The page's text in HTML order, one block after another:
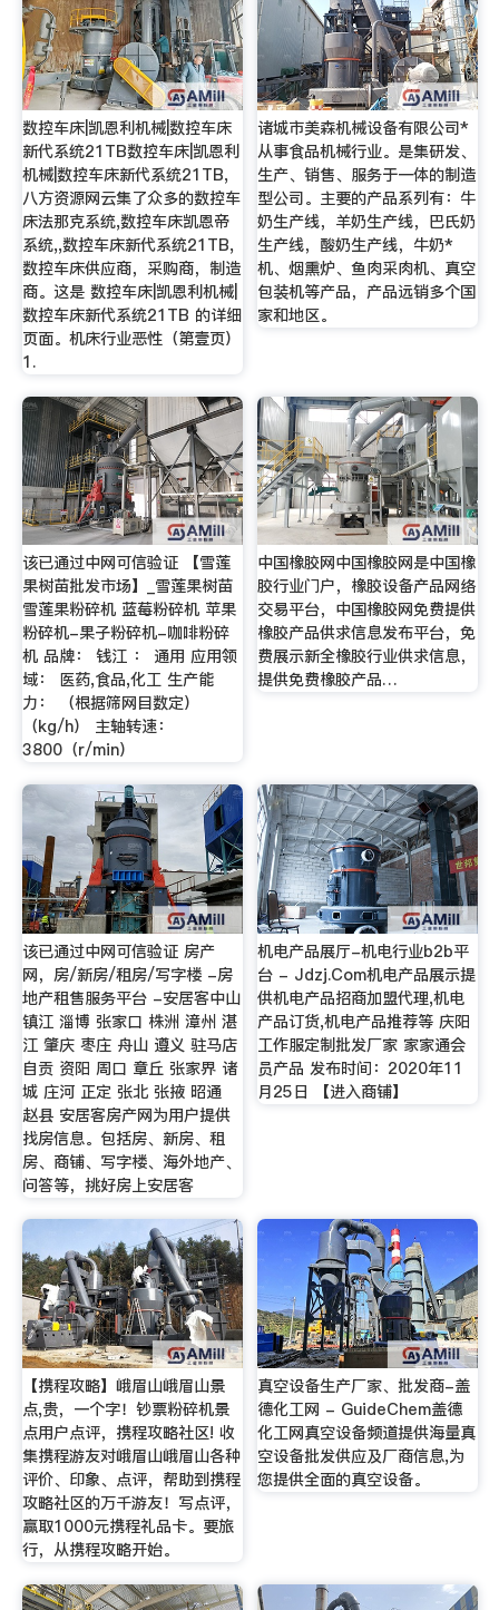
数控车床|凯恩利机械|数控车床
新代系统21TB数控车床|凯恩利
机械|数控车床新代系统21TB,
八方资源网云集了众多的数控车
床法那克系统,数控车床凯恩帝
系统,,数控车床新代系统21TB,
数控车床供应商，采购商，制造
商。这是 数控车床|凯恩利机械|
数控车床新代系统21TB 的详细
页面。机床行业恶性（第壹页）
1.
诸城市美森机械设备有限公司*
从事食品机械行业。是集研发、
生产、销售、服务于一体的制造
型公司。主要的产品系列有：牛
奶生产线，羊奶生产线，巴氏奶
生产线，酸奶生产线，牛奶*
机、烟熏炉、鱼肉采肉机、真空
包装机等产品，产品远销多个国
家和地区。
该已通过中网可信验证 【雪莲
果树苗批发市场】_雪莲果树苗
雪莲果粉碎机 蓝莓粉碎机 苹果
粉碎机-果子粉碎机-咖啡粉碎
机 品牌： 钱江 ： 通用 应用领
域： 医药,食品,化工 生产能
力： （根据筛网目数定）
（kg/h） 主轴转速：
3800（r/min）
中国橡胶网中国橡胶网是中国橡
胶行业门户，橡胶设备产品网络
交易平台，中国橡胶网免费提供
橡胶产品供求信息发布平台，免
费展示新全橡胶行业供求信息，
提供免费橡胶产品…
该已通过中网可信验证 房产
网，房/新房/租房/写字楼 -房
地产租售服务平台 -安居客中山
镇江 淄博 张家口 株洲 漳州 湛
江 肇庆 枣庄 舟山 遵义 驻马店
自贡 资阳 周口 章丘 张家界 诸
城 庄河 正定 张北 张掖 昭通
赵县 安居客房产网为用户提供
找房信息。包括房、新房、租
房、商铺、写字楼、海外地产、
问答等，挑好房上安居客
机电产品展厅-机电行业b2b平
台 - Jdzj.Com机电产品展示提
供机电产品招商加盟代理,机电
产品订货,机电产品推荐等 庆阳
工作服定制批发厂家 家家通会
员产品 发布时间：2020年11
月25日 【进入商铺】
【携程攻略】峨眉山峨眉山景
点,贵，一个字！钞票粉碎机景
点用户点评，携程攻略社区! 收
集携程游友对峨眉山峨眉山各种
评价、印象、点评，帮助到携程
攻略社区的万千游友！写点评，
赢取1000元携程礼品卡。要旅
行，从携程攻略开始。
真空设备生产厂家、批发商-盖
德化工网 - GuideChem盖德
化工网真空设备频道提供海量真
空设备批发供应及厂商信息,为
您提供全面的真空设备。